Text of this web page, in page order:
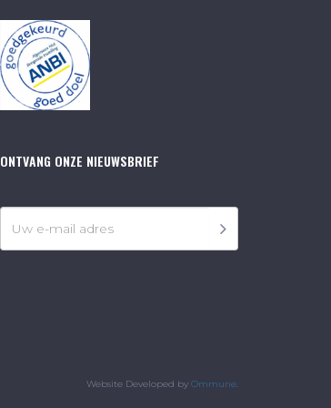
ONTVANG ONZE NIEUWSBRIEF
Website Developed by Ommune